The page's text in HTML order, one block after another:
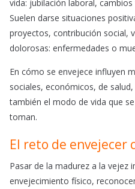
vida: jubilación laboral,
Suelen darse situaciones
proyectos, contribución social,
dolorosas: enfermedades o
En cómo se envejece influyen
sociales, económicos, de
también el modo de vida que
toman.
El reto de envejecer
Pasar de la madurez a la vejez
envejecimiento físico,